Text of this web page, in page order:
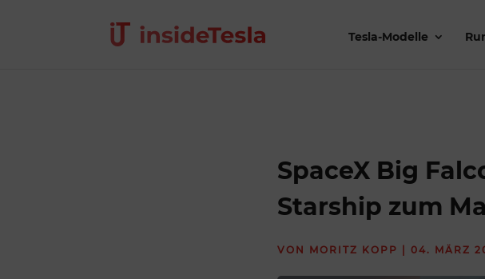
Tesla-Modelle
SpaceX Big
Starship zum
VON MORITZ KOPP | 04. MÄRZ